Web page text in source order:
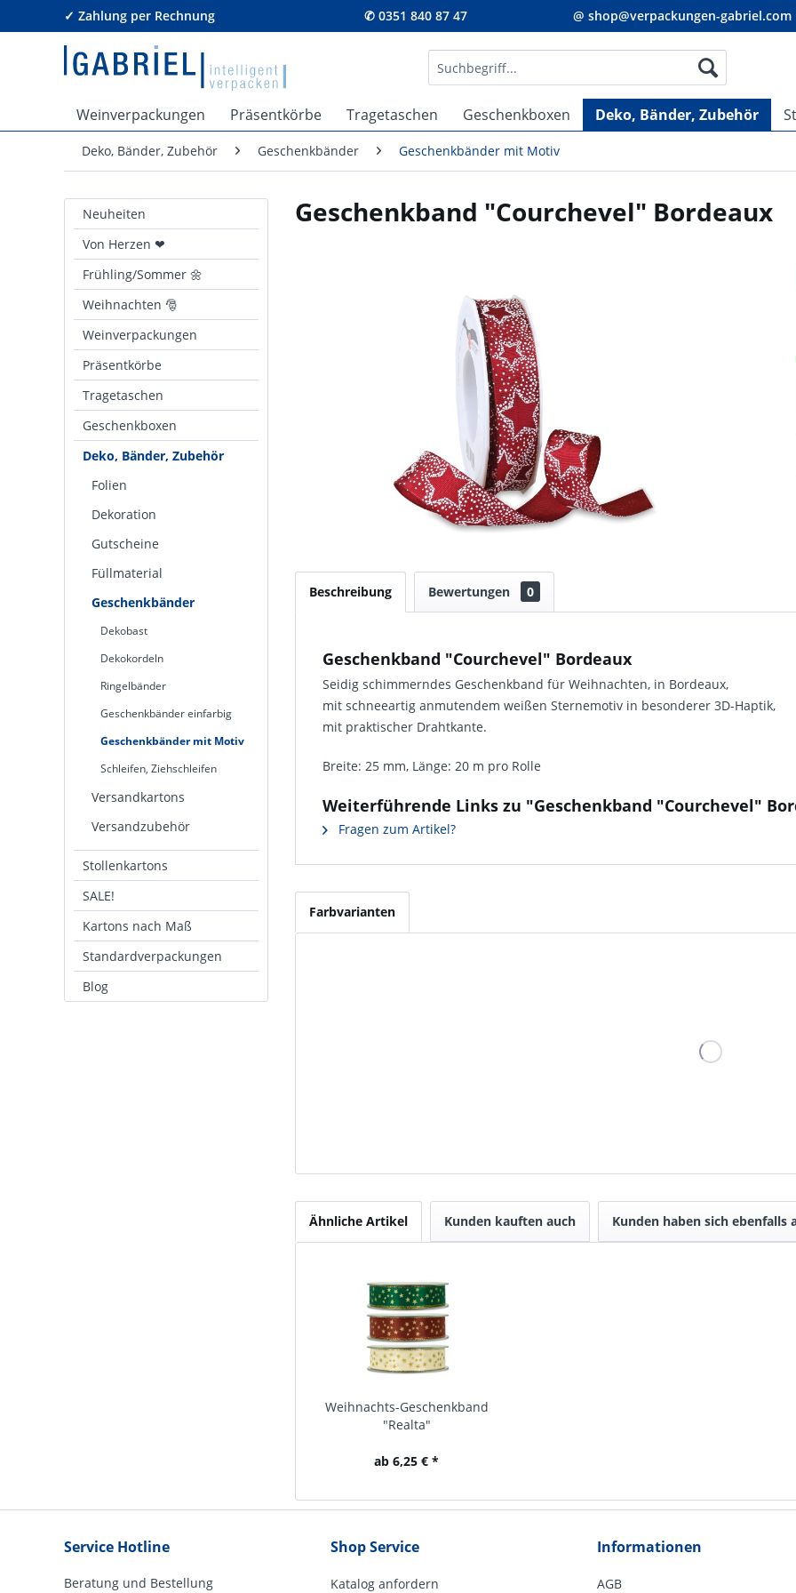
✓ Zahlung per Rechnung ✆ 0351 840 87 47 @ shop@verpackungen-gabriel.com
Weinverpackungen Präsentkörbe Tragetaschen Geschenkboxen Deko, Bänder, Zubehör
Deko, Bänder, Zubehör Geschenkbänder Geschenkbänder mit Motiv
Neuheiten
Von Herzen ❤
Frühling/Sommer 🌼
Weihnachten 🎅
Weinverpackungen
Präsentkörbe
Tragetaschen
Geschenkboxen
Deko, Bänder, Zubehör
Folien
Dekoration
Gutscheine
Füllmaterial
Geschenkbänder
Dekobast
Dekokordeln
Ringelbänder
Geschenkbänder einfarbig
Geschenkbänder mit Motiv
Schleifen, Ziehschleifen
Versandkartons
Versandzubehör
Stollenkartons
SALE!
Kartons nach Maß
Standardverpackungen
Blog
Geschenkband "Courchevel" Bordeaux
Beschreibung Bewertungen 0
Geschenkband "Courchevel" Bordeaux
Seidig schimmerndes Geschenkband für Weihnachten, in Bordeaux,
mit schneeartig anmutendem weißen Sternemotiv in besonderer 3D-Haptik,
mit praktischer Drahtkante.
Breite: 25 mm, Länge: 20 m pro Rolle
Weiterführende Links zu "Geschenkband "Courchevel"
Fragen zum Artikel?
Farbvarianten
Ähnliche Artikel Kunden kauften auch Kunden haben sich ebenfalls
Weihnachts-Geschenkband
"Realta"
ab 6,25 € *
Service Hotline
Beratung und Bestellung
Shop Service
Katalog anfordern
Informationen
AGB